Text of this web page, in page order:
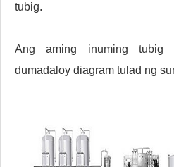
tubig.
Ang aming inuming tubig
dumadaloy diagram tulad ng